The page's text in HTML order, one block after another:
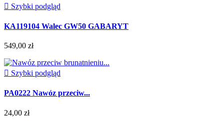
 Szybki podgląd
KA119104 Walec GW50 GABARYT
549,00 zł
 Szybki podgląd
PA0222 Nawóz przeciw...
24,00 zł